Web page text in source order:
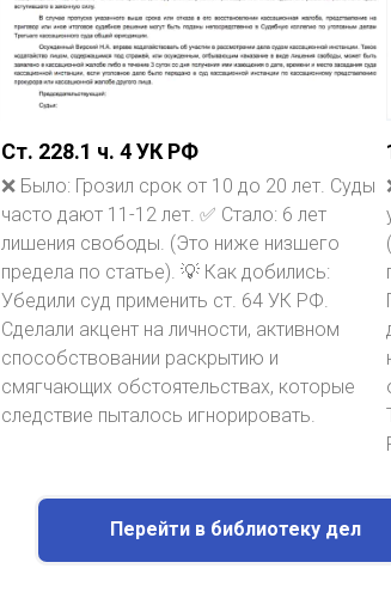
Ст. 228.1 ч. 4 УК РФ
❌ Было: Грозил срок от 10 до 20 лет. Суды
часто дают 11-12 лет. ✅ Стало: 6 лет
лишения свободы. (Это ниже низшего
предела по статье). 💡 Как добились:
Убедили суд применить ст. 64 УК РФ.
Сделали акцент на личности, активном
способствовании раскрытию и
смягчающих обстоятельствах, которые
следствие пыталось игнорировать.
Перейти в библиотеку дел